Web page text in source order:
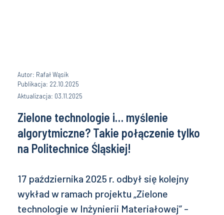
Autor: Rafał Wąsik
Publikacja: 22.10.2025
Aktualizacja: 03.11.2025
Zielone technologie i… myślenie
algorytmiczne? Takie połączenie tylko
na Politechnice Śląskiej!
17 października 2025 r. odbył się kolejny
wykład w ramach projektu „Zielone
technologie w Inżynierii Materiałowej” -